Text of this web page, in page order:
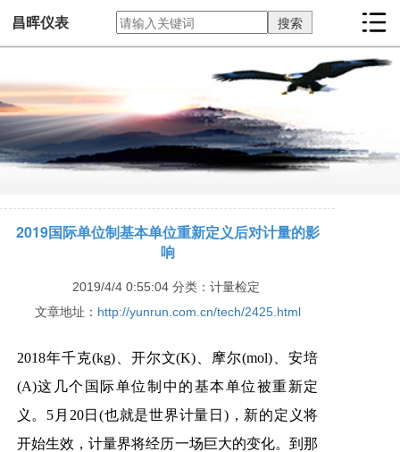
昌晖仪表
2019国际单位制基本单位重新定义后对计量的影
响
2019/4/4 0:55:04分类：计量检定
文章地址： http://yunrun.com.cn/tech/2425.html
2018年千克(kg)、开尔文(K)、摩尔(mol)、安培
(A)这几个国际单位制中的基本单位被重新定
义。5月20日(也就是世界计量日)，新的定义将
开始生效，计量界将经历一场巨大的变化。到那